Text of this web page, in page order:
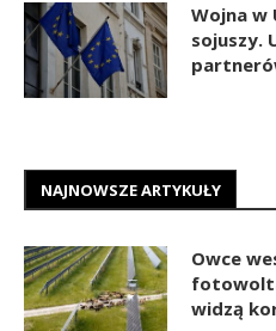
Wojna w
sojuszy.
NAJNOWSZE ARTYKUŁY
Owce
widzą